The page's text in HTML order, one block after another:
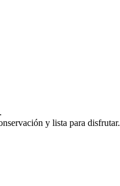
y lista para disfrutar.